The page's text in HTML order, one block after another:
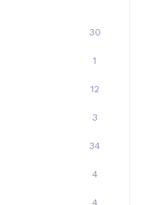
30
1
12
3
34
4
4